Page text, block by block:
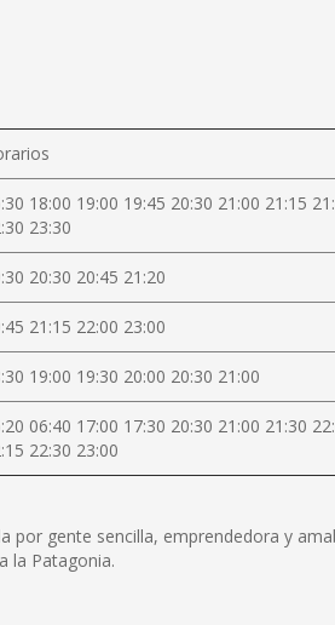
18:00 19:00 19:45 20:30 21:00 21:15
23:30
20:30 20:45 21:20
21:15 22:00 23:00
19:00 19:30 20:00 20:30 21:00
06:40 17:00 17:30 20:30 21:00 21:30
22:30 23:00
por gente sencilla, emprendedora y
la Patagonia.